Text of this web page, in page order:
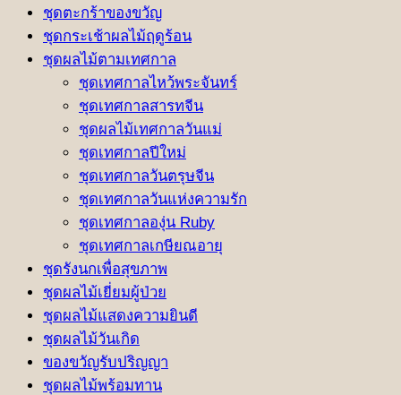
ชุดตะกร้าของขวัญ
ชุดกระเช้าผลไม้ฤดูร้อน
ชุดผลไม้ตามเทศกาล
ชุดเทศกาลไหว้พระจันทร์
ชุดเทศกาลสารทจีน
ชุดผลไม้เทศกาลวันแม่
ชุดเทศกาลปีใหม่
ชุดเทศกาลวันตรุษจีน
ชุดเทศกาลวันแห่งความรัก
ชุดเทศกาลองุ่น Ruby
ชุดเทศกาลเกษียณอายุ
ชุดรังนกเพื่อสุขภาพ
ชุดผลไม้เยี่ยมผู้ป่วย
ชุดผลไม้แสดงความยินดี
ชุดผลไม้วันเกิด
ของขวัญรับปริญญา
ชุดผลไม้พร้อมทาน